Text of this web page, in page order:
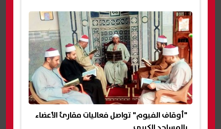
"أوقاف الفيوم" تواصل فعاليات مقارئ الأعضاء